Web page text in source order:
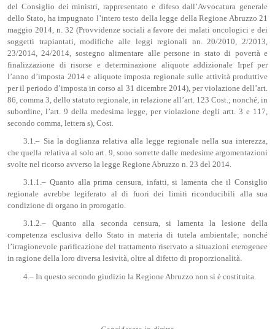
del Consiglio dei ministri, rappresentato e difeso dall’Avvocatura generale
dello Stato, ha impugnato l’intero testo della legge della Regione Abruzzo 21
maggio 2014, n. 32 (Provvidenze sociali a favore dei malati oncologici e dei
soggetti trapiantati, modifiche alle leggi regionali nn. 20/2010, 2/2013,
23/2014, 24/2014, sostegno alimentare alle persone in stato di povertà e
finalizzazione di risorse e determinazione aliquote addizionale Irpef per
l’anno d’imposta 2014 e aliquote imposta regionale sulle attività produttive
per il periodo d’imposta in corso al 31 dicembre 2014), per violazione dell’art.
86, comma 3, dello statuto regionale, in relazione all’art. 123 Cost.; nonché, in
subordine, l’art. 9 della medesima legge, per violazione degli artt. 3 e 117,
secondo comma, lettera s), Cost.
3.1.– Sia la doglianza relativa alla legge regionale nella sua interezza,
che quella relativa al solo art. 9, sono sorrette dalle medesime argomentazioni
svolte nel ricorso avverso la legge Regione Abruzzo n. 23 del 2014.
3.1.1.– Quanto alla prima censura, infatti, si lamenta che il Consiglio
regionale avrebbe legiferato al di fuori dei limiti riconducibili alla sua
condizione di organo in prorogatio.
3.1.2.– Quanto alla seconda censura, si lamenta la lesione della
competenza esclusiva dello Stato in materia di tutela ambientale; nonché
l’irragionevole parificazione del trattamento riservato a situazioni eterogenee
in ragione della loro diversa lesività, oltre al difetto di proporzionalità.
4.– In questo secondo giudizio la Regione Abruzzo non si è costituita.